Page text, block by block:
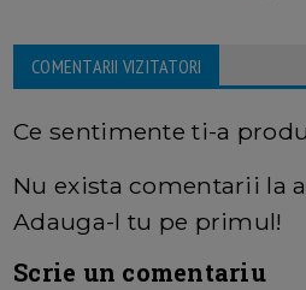
COMENTARII VIZITATORI
Ce sentimente ti-a
Nu exista comentarii la
Adauga-l tu pe primul!
Scrie un comentariu